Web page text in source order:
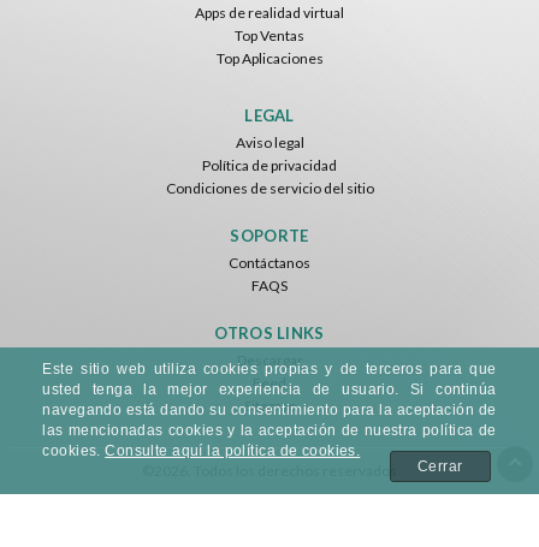
Apps de realidad virtual
Top Ventas
Top Aplicaciones
LEGAL
Aviso legal
Política de privacidad
Condiciones de servicio del sitio
SOPORTE
Contáctanos
FAQS
OTROS LINKS
Descargar
Feed
Sitemap
Este sitio web utiliza cookies propias y de terceros para que
usted tenga la mejor experiencia de usuario. Si continúa
navegando está dando su consentimiento para la aceptación de
las mencionadas cookies y la aceptación de nuestra política de
cookies.Consulte aquí la política de cookies.
Cerrar